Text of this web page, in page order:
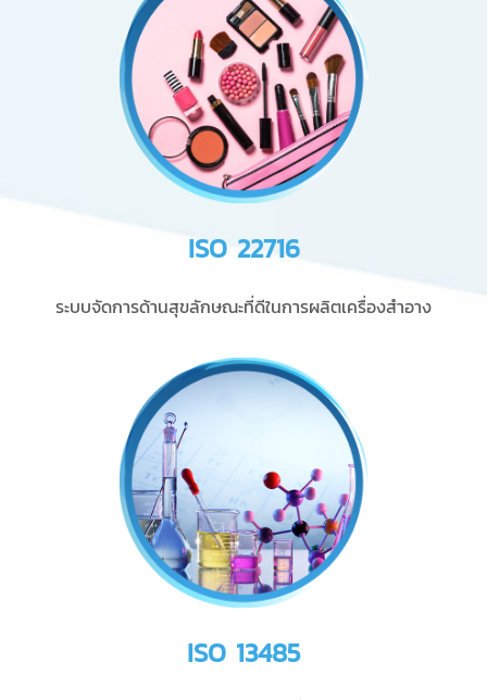
ISO 22716
ระบบจัดการด้านสุขลักษณะที่ดีในการผลิตเครื่องสำอาง
ISO 13485